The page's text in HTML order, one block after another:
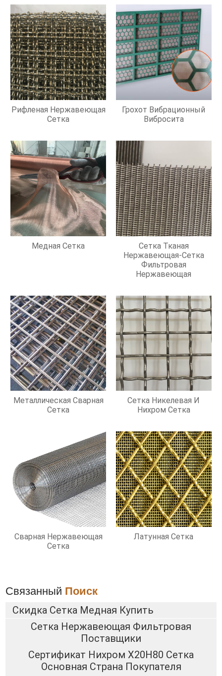
Рифленая Нержавеющая
Сетка
Грохот Вибрационный
Вибросита
Медная Сетка
Сетка Тканая
Нержавеющая-Сетка
Фильтровая
Нержавеющая
Металлическая Сварная
Сетка
Сетка Никелевая И
Нихром Сетка
Сварная Нержавеющая
Сетка
Латунная Сетка
Связанный Поиск
Скидка Сетка Медная Купить
Сетка Нержавеющая Фильтровая
Поставщики
Сертификат Нихром Х20Н80 Сетка
Основная Страна Покупателя